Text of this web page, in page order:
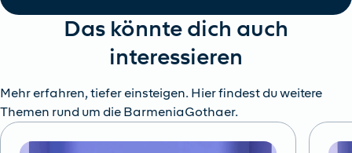
Das könnte dich auch
interessieren
Mehr erfahren, tiefer einsteigen. Hier findest du weitere
Themen rund um die BarmeniaGothaer.